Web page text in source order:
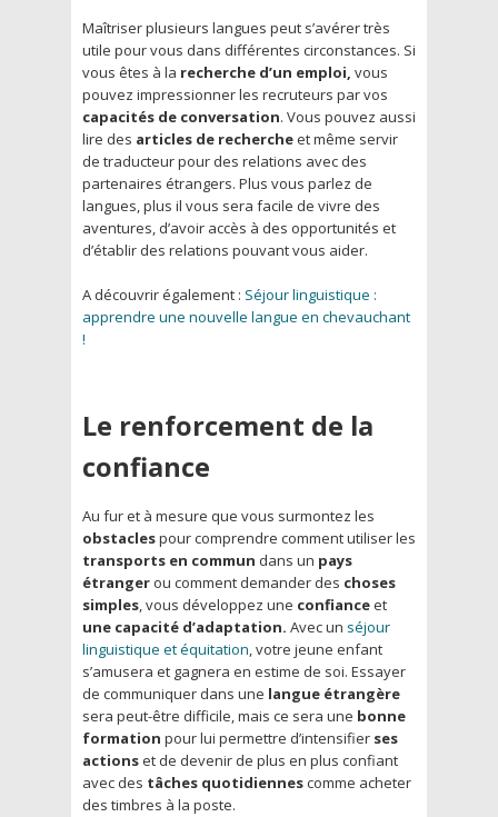
Maîtriser plusieurs langues peut s’avérer très
utile pour vous dans différentes circonstances. Si
vous êtes à la recherche d’un emploi, vous
pouvez impressionner les recruteurs par vos
capacités de conversation. Vous pouvez aussi
lire des articles de rechercheet même servir
de traducteur pour des relations avec des
partenaires étrangers. Plus vous parlez de
langues, plus il vous sera facile de vivre des
aventures, d’avoir accès à des opportunités et
d’établir des relations pouvant vous aider.
A découvrir également : Séjour linguistique :
apprendre une nouvelle langue en chevauchant
!
Le renforcement de la
confiance
Au fur et à mesure que vous surmontez les
obstaclespour comprendre comment utiliser les
transports en commun dans un pays
étranger ou comment demander des choses
simples, vous développez une confianceet
une capacité d’adaptation. Avec un séjour
linguistique et équitation, votre jeune enfant
s’amusera et gagnera en estime de soi. Essayer
de communiquer dans une langue étrangère
sera peut-être difficile, mais ce sera une bonne
formation pour lui permettre d’intensifier ses
actionset de devenir de plus en plus confiant
avec des tâches quotidiennescomme acheter
des timbres à la poste.